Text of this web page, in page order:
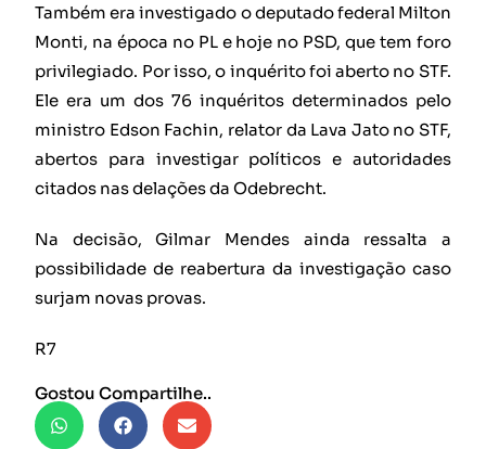
Também era investigado o deputado federal Milton
Monti, na época no PL e hoje no PSD, que tem foro
privilegiado. Por isso, o inquérito foi aberto no STF.
Ele era um dos 76 inquéritos determinados pelo
ministro Edson Fachin, relator da Lava Jato no STF,
abertos para investigar políticos e autoridades
citados nas delações da Odebrecht.
Na decisão, Gilmar Mendes ainda ressalta a
possibilidade de reabertura da investigação caso
surjam novas provas.
R7
Gostou Compartilhe..